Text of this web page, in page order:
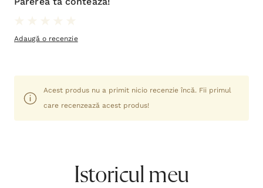
Adaugă o recenzie
Acest produs nu a primit nicio recenzie încă. Fii primul
care recenzează acest produs!
Istoricul meu